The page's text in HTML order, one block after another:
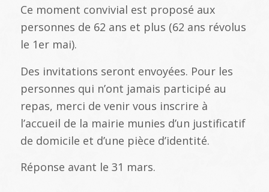
Ce moment convivial est proposé aux
personnes de 62 ans et plus (62 ans révolus
le 1er mai).
Des invitations seront envoyées. Pour les
personnes qui n’ont jamais participé au
repas, merci de venir vous inscrire à
l’accueil de la mairie munies d’un justificatif
de domicile et d’une pièce d’identité.
Réponse avant le 31 mars.